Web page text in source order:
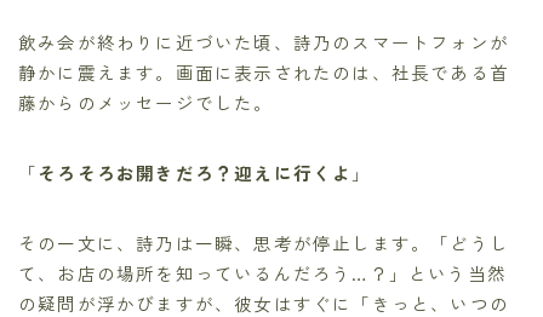
飲み会が終わりに近づいた頃、詩乃のスマートフォンが
静かに震えます。画面に表示されたのは、社長である首
藤からのメッセージでした。
「そろそろお開きだろ？迎えに行くよ 」
その一文に、詩乃は一瞬、思考が停止します。「どうし
て、お店の場所を知っているんだろう…？」という当然
の疑問が浮かびますが、彼女はすぐに「きっと、いつの